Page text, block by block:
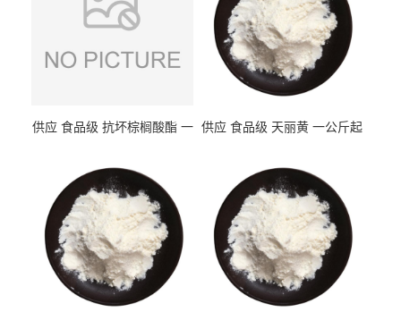
供应 食品级 抗坏棕榈酸酯 一
供应 食品级 天丽黄 一公斤起